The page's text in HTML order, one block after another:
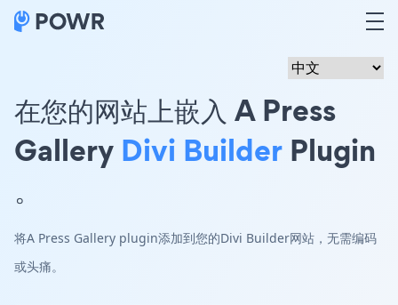
在您的网站上嵌入 A Press
Gallery Divi Builder Plugin
。
将A Press Gallery plugin添加到您的Divi Builder网站，无需编码
或头痛。